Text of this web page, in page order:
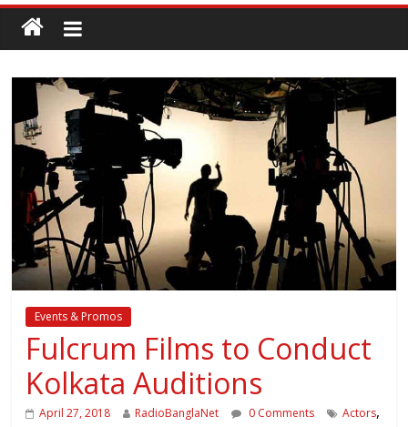
Events & Promos
Fulcrum Films to Conduct
Kolkata Auditions
April 27, 2018 RadioBanglaNet 0 Comments Actors,